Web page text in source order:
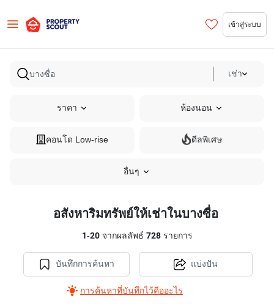
เข้าสู่ระบบ
เช่า
ราคา ห้องนอน
คอนโด Low-rise ดีลพิเศษ
อื่นๆ
อสังหาริมทรัพย์ให้เช่าในบางซื่อ
1-20จากผลลัพธ์ 728รายการ
บันทึกการค้นหา
การค้นหาที่บันทึกไว้คืออะไร
แบ่งปัน